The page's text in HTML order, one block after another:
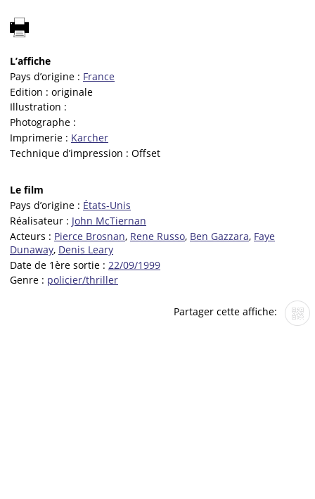
L’affiche
Pays d’origine : France
Edition : originale
Illustration :
Photographe :
Imprimerie : Karcher
Technique d’impression : Offset
Le film
Pays d’origine : États-Unis
Réalisateur : John McTiernan
Acteurs : Pierce Brosnan, Rene Russo, Ben Gazzara, Faye
Dunaway, Denis Leary
Date de 1ère sortie : 22/09/1999
Genre : policier/thriller
Partager cette affiche: